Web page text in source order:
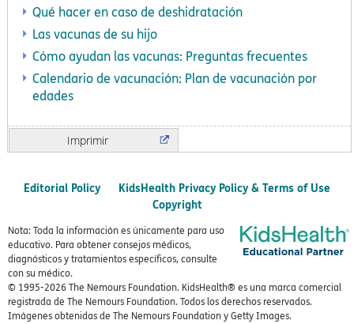
Qué hacer en caso de deshidratación
Las vacunas de su hijo
Cómo ayudan las vacunas: Preguntas frecuentes
Calendario de vacunación: Plan de vacunación por
edades
Imprimir
Editorial Policy
KidsHealth Privacy Policy & Terms of Use
Copyright
Nota: Toda la información es únicamente para uso
educativo. Para obtener consejos médicos,
diagnósticos y tratamientos específicos, consulte
con su médico.
© 1995-2026 The Nemours Foundation. KidsHealth® es una marca comercial
registrada de The Nemours Foundation. Todos los derechos reservados.
Imágenes obtenidas de The Nemours Foundation y Getty Images.